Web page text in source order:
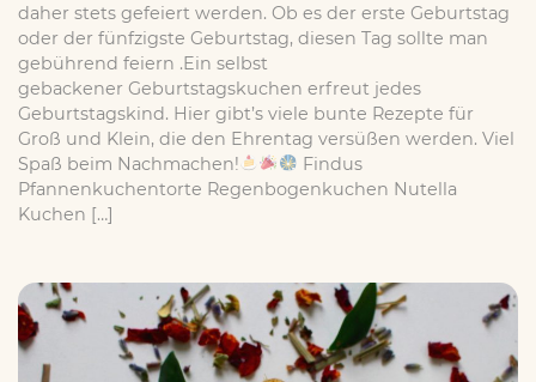
daher stets gefeiert werden. Ob es der erste Geburtstag
oder der fünfzigste Geburtstag, diesen Tag sollte man
gebührend feiern .Ein selbst
gebackener Geburtstagskuchen erfreut jedes
Geburtstagskind. Hier gibt’s viele bunte Rezepte für
Groß und Klein, die den Ehrentag versüßen werden. Viel
Spaß beim Nachmachen!
Findus
Pfannenkuchentorte Regenbogenkuchen Nutella
Kuchen […]